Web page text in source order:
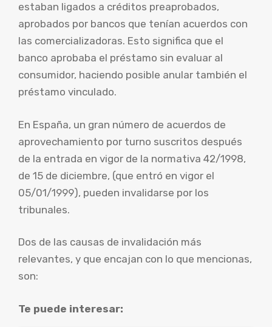
estaban ligados a créditos preaprobados,
aprobados por bancos que tenían acuerdos con
las comercializadoras. Esto significa que el
banco aprobaba el préstamo sin evaluar al
consumidor, haciendo posible anular también el
préstamo vinculado.
En España, un gran número de acuerdos de
aprovechamiento por turno suscritos después
de la entrada en vigor de la normativa 42/1998,
de 15 de diciembre, (que entró en vigor el
05/01/1999), pueden invalidarse por los
tribunales.
Dos de las causas de invalidación más
relevantes, y que encajan con lo que mencionas,
son:
Te puede interesar: